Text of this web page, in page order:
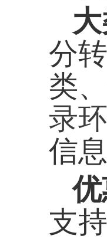
分
类
录
信
优
支持